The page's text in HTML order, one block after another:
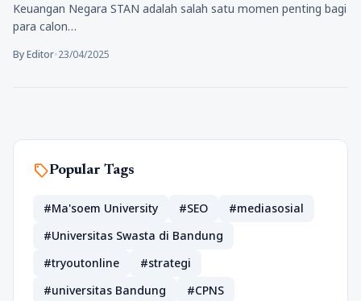
Keuangan Negara STAN adalah salah satu momen penting bagi
para calon…
By Editor•23/04/2025
sellPopular Tags
#Ma'soem University #SEO
#mediasosial
#Universitas Swasta di Bandung
#tryoutonline
#strategi
#universitas Bandung
#CPNS